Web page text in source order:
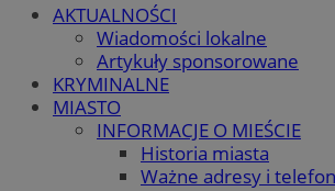
AKTUALNOŚCI
Wiadomości lokalne
Artykuły sponsorowane
KRYMINALNE
MIASTO
INFORMACJE O MIEŚCIE
Historia miasta
Ważne adresy i